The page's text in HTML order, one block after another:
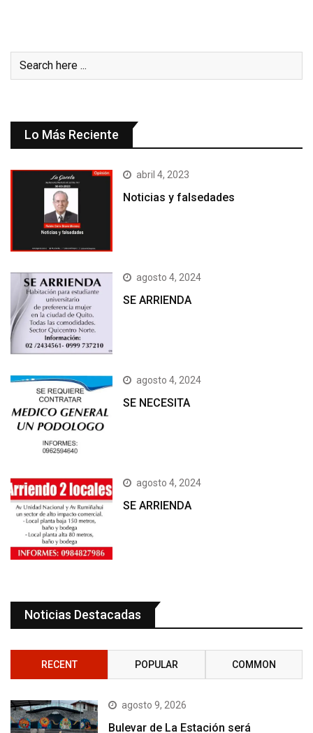
Lo Más Reciente
abril 4, 2023
Noticias y falsedades
agosto 4, 2024
SE ARRIENDA
agosto 4, 2024
SE NECESITA
agosto 4, 2024
SE ARRIENDA
Noticias Destacadas
RECENT POPULAR COMMON
agosto 9, 2026
Bulevar de La Estación será